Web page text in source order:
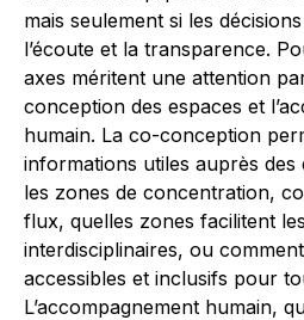
mais seulement si les
l’écoute et la transparence.
axes méritent une attention
conception des espaces et
humain. La co-conception
informations utiles auprès des
les zones de concentration,
flux, quelles zones facilitent
interdisciplinaires, ou
accessibles et inclusifs pour
L’accompagnement humain,